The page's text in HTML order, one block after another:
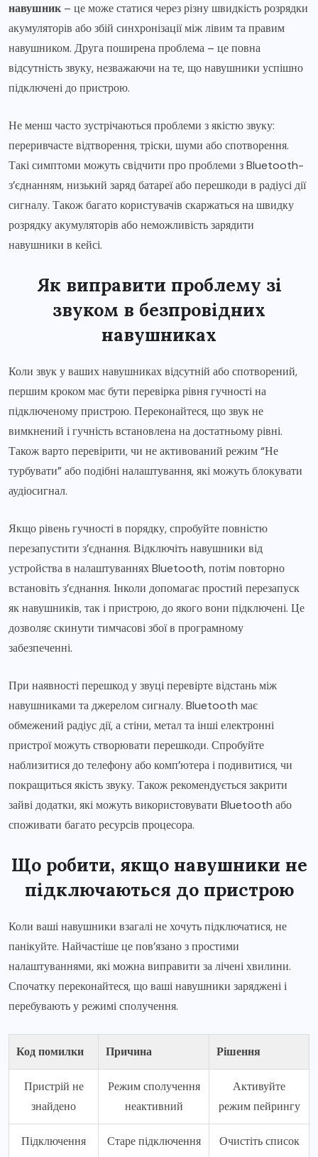
навушник – це може статися через різну швидкість розрядки
акумуляторів або збій синхронізації між лівим та правим
навушником. Друга поширена проблема – це повна
відсутність звуку, незважаючи на те, що навушники успішно
підключені до пристрою.
Не менш часто зустрічаються проблеми з якістю звуку:
переривчасте відтворення, тріски, шуми або спотворення.
Такі симптоми можуть свідчити про проблеми з Bluetooth-
з’єднанням, низький заряд батареї або перешкоди в радіусі дії
сигналу. Також багато користувачів скаржаться на швидку
розрядку акумуляторів або неможливість зарядити
навушники в кейсі.
Як виправити проблему зі
звуком в безпровідних
навушниках
Коли звук у ваших навушниках відсутній або спотворений,
першим кроком має бути перевірка рівня гучності на
підключеному пристрою. Переконайтеся, що звук не
вимкнений і гучність встановлена на достатньому рівні.
Також варто перевірити, чи не активований режим “Не
турбувати” або подібні налаштування, які можуть блокувати
аудіосигнал.
Якщо рівень гучності в порядку, спробуйте повністю
перезапустити з’єднання. Відключіть навушники від
устройства в налаштуваннях Bluetooth, потім повторно
встановіть з’єднання. Інколи допомагає простий перезапуск
як навушників, так і пристрою, до якого вони підключені. Це
дозволяє скинути тимчасові збої в програмному
забезпеченні.
При наявності перешкод у звуці перевірте відстань між
навушниками та джерелом сигналу. Bluetooth має
обмежений радіус дії, а стіни, метал та інші електронні
пристрої можуть створювати перешкоди. Спробуйте
наблизитися до телефону або комп’ютера і подивитися, чи
покращиться якість звуку. Також рекомендується закрити
зайві додатки, які можуть використовувати Bluetooth або
споживати багато ресурсів процесора.
Що робити, якщо навушники не
підключаються до пристрою
Коли ваші навушники взагалі не хочуть підключатися, не
панікуйте. Найчастіше це пов’язано з простими
налаштуваннями, які можна виправити за лічені хвилини.
Спочатку переконайтеся, що ваші навушники заряджені і
перебувають у режимі сполучення.
Код помилки Причина Рішення
Пристрій не
знайдено
Режим сполучення
неактивний
Активуйте
режим пейрингу
Підключення
Старе підключення
Очистіть список